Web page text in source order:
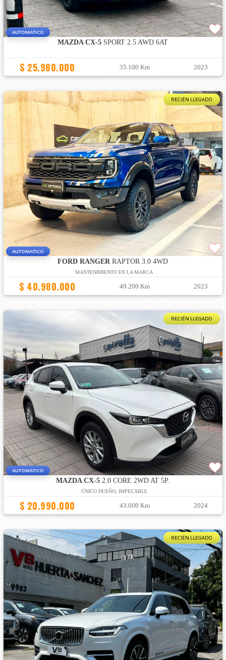
AUTOMATICO
MAZDA CX-5 SPORT 2.5 AWD 6AT
$ 25.980.000 35.100 Km 2023
RECIÉN LLEGADO
AUTOMATICO
FORD RANGER RAPTOR 3.0 4WD
MANTENIMIENTO EN LA MARCA
$ 40.980.000 49.200 Km 2023
RECIÉN LLEGADO
AUTOMATICO
MAZDA CX-5 2.0 CORE 2WD AT 5P.
ÚNICO DUEÑO, IMPECABLE
$ 20.990.000 43.000 Km 2024
RECIÉN LLEGADO